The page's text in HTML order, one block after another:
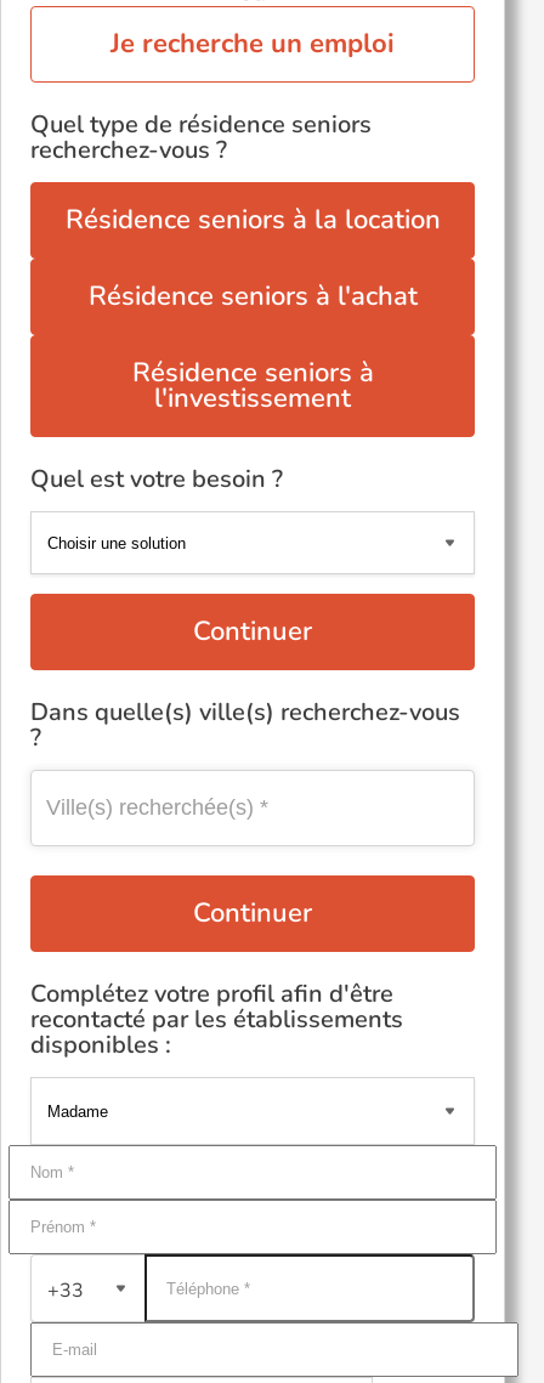
Je recherche un emploi
Quel type de résidence seniors
recherchez-vous ?
Résidence seniors à la location
Résidence seniors à l'achat
Résidence seniors à
l'investissement
Quel est votre besoin ?
Continuer
Dans quelle(s) ville(s) recherchez-vous
?
Continuer
Complétez votre profil afin d'être
recontacté par les établissements
disponibles :
+33